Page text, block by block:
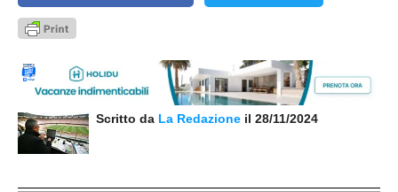
Scritto da La Redazione il 28/11/2024